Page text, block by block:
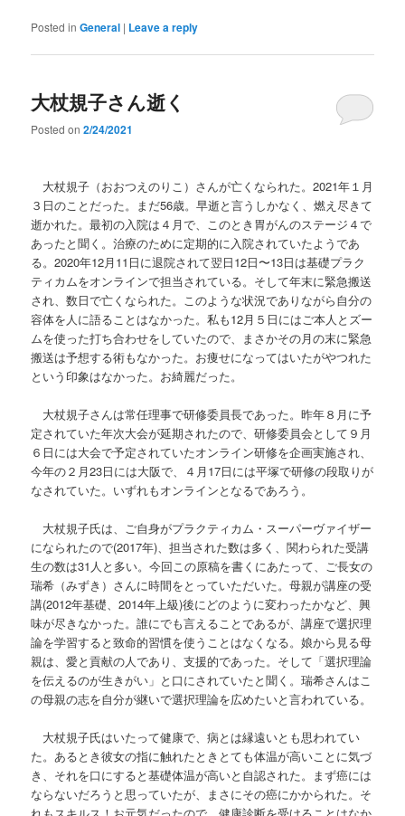
Posted in General | Leave a reply
大杖規子さん逝く
Posted on2/24/2021
大杖規子（おおつえのりこ）さんが亡くなられた。2021年１月
３日のことだった。まだ56歳。早逝と言うしかなく、燃え尽きて
逝かれた。最初の入院は４月で、このとき胃がんのステージ４で
あったと聞く。治療のために定期的に入院されていたようであ
る。2020年12月11日に退院されて翌日12日〜13日は基礎プラク
ティカムをオンラインで担当されている。そして年末に緊急搬送
され、数日で亡くなられた。このような状況でありながら自分の
容体を人に語ることはなかった。私も12月５日にはご本人とズー
ムを使った打ち合わせをしていたので、まさかその月の末に緊急
搬送は予想する術もなかった。お痩せになってはいたがやつれた
という印象はなかった。お綺麗だった。
大杖規子さんは常任理事で研修委員長であった。昨年８月に予
定されていた年次大会が延期されたので、研修委員会として９月
６日には大会で予定されていたオンライン研修を企画実施され、
今年の２月23日には大阪で、４月17日には平塚で研修の段取りが
なされていた。いずれもオンラインとなるであろう。
大杖規子氏は、ご自身がプラクティカム・スーパーヴァイザー
になられたので(2017年)、担当された数は多く、関わられた受講
生の数は31人と多い。今回この原稿を書くにあたって、ご長女の
瑞希（みずき）さんに時間をとっていただいた。母親が講座の受
講(2012年基礎、2014年上級)後にどのように変わったかなど、興
味が尽きなかった。誰にでも言えることであるが、講座で選択理
論を学習すると致命的習慣を使うことはなくなる。娘から見る母
親は、愛と貢献の人であり、支援的であった。そして「選択理論
を伝えるのが生きがい」と口にされていたと聞く。瑞希さんはこ
の母親の志を自分が継いで選択理論を広めたいと言われている。
大杖規子氏はいたって健康で、病とは縁遠いとも思われてい
た。あるとき彼女の指に触れたときとても体温が高いことに気づ
き、それを口にすると基礎体温が高いと自認された。まず癌には
ならないだろうと思っていたが、まさにその癌にかかられた。そ